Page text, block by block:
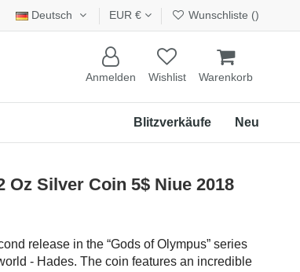
Deutsch EUR € Wunschliste ()
Anmelden Wishlist Warenkorb
Neu
Blitzverkäufe
Oz Silver Coin 5$ Niue 2018
release in the “Gods of Olympus” series
- Hades. The coin features an incredible